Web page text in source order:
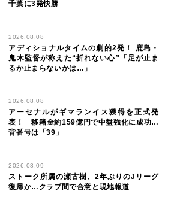
千葉に3発快勝
2026.08.08
アディショナルタイムの劇的2発！ 鹿島・
鬼木監督が称えた“折れない心”「足が止ま
るか止まらないかは…」
2026.08.08
アーセナルがギマランイス獲得を正式発
表！ 移籍金約159億円で中盤強化に成功…
背番号は「39」
2026.08.09
ストーク所属の瀬古樹、2年ぶりのJリーグ
復帰か…クラブ間で合意と現地報道